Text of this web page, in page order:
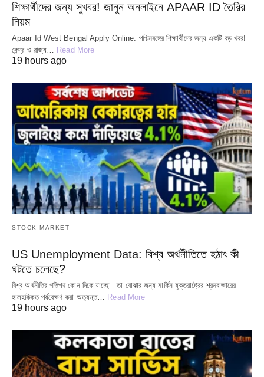
শিক্ষার্থীদের জন্য সুখবর! জানুন অনলাইনে APAAR ID তৈরির
নিয়ম
Apaar Id West Bengal Apply Online: পশ্চিমবঙ্গের শিক্ষার্থীদের জন্য একটি বড় খবর!
কেন্দ্র ও রাজ্য… Read More
19 hours ago
STOCK-MARKET
US Unemployment Data: বিশ্ব অর্থনীতিতে হঠাৎ কী
ঘটতে চলেছে?
বিশ্ব অর্থনীতির গতিপথ কোন দিকে যাচ্ছে—তা বোঝার জন্য মার্কিন যুক্তরাষ্ট্রের শ্রমবাজারের
হালহকিকত পর্যবেক্ষণ করা অত্যন্ত… Read More
19 hours ago